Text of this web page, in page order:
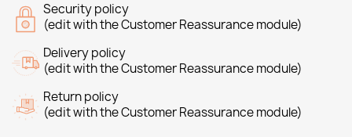
Security policy
(edit with the Customer Reassurance module)
Delivery policy
(edit with the Customer Reassurance module)
Return policy
(edit with the Customer Reassurance module)